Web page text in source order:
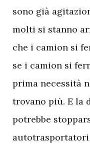
sono già
molti si stanno
che i camion si
se i camion si
prima necessità
trovano più. E la
potrebbe
autotrasportatori